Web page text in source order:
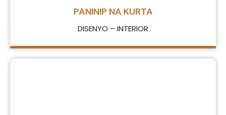
PANINIP NA KURTA
DISENYO – INTERIOR